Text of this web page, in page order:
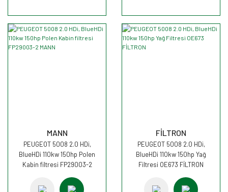
MANN
PEUGEOT 5008 2.0 HDi,
BlueHDi 110kw 150hp Polen
Kabin filtresi FP29003-2
FİLTRON
PEUGEOT 5008 2.0 HDi,
BlueHDi 110kw 150hp Yağ
Filtresi OE673 FİLTRON